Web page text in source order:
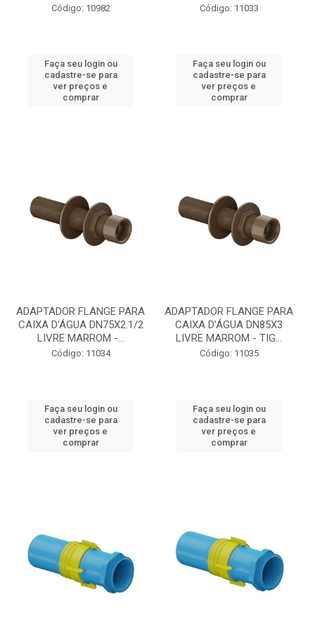
Código: 10982
Faça seu login ou
cadastre-se para
ver preços e
comprar
Código: 11033
Faça seu login ou
cadastre-se para
ver preços e
comprar
ADAPTADOR FLANGE PARA
CAIXA D'ÁGUA DN75X2.1/2
LIVRE MARROM -...
Código: 11034
Faça seu login ou
cadastre-se para
ver preços e
comprar
ADAPTADOR FLANGE PARA
CAIXA D'ÁGUA DN85X3
LIVRE MARROM - TIG...
Código: 11035
Faça seu login ou
cadastre-se para
ver preços e
comprar